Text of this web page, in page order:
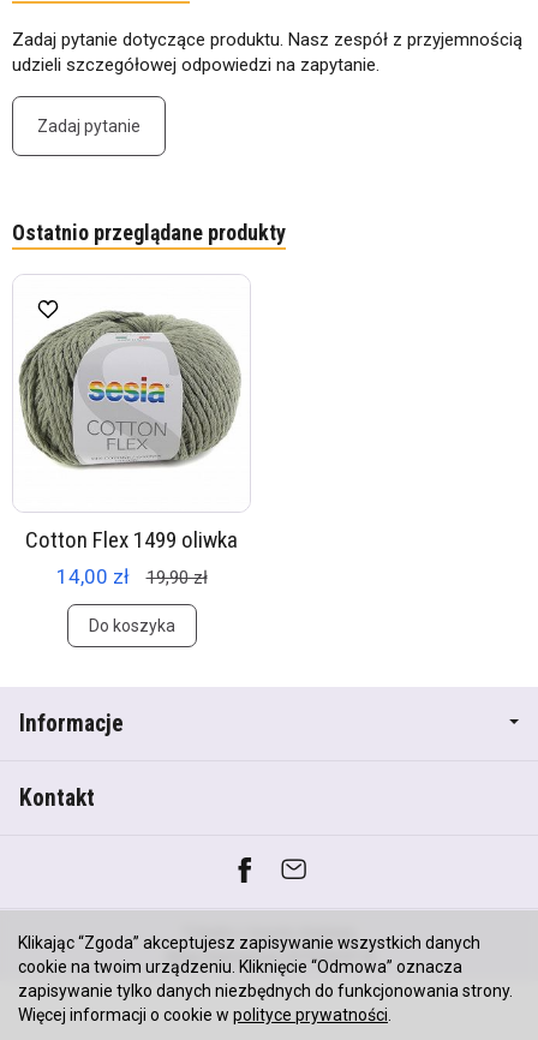
Zadaj pytanie dotyczące produktu. Nasz zespół z przyjemnością
udzieli szczegółowej odpowiedzi na zapytanie.
Zadaj pytanie
Ostatnio przeglądane produkty
Cotton Flex 1499 oliwka
14,00 zł 19,90 zł
Do koszyka
Informacje
Kontakt
*) brutto +
koszty dostawy
Sklep internetowy SOTESHOP AI
Klikając “Zgoda” akceptujesz zapisywanie wszystkich danych
cookie na twoim urządzeniu. Kliknięcie “Odmowa” oznacza
zapisywanie tylko danych niezbędnych do funkcjonowania strony.
Więcej informacji o cookie w polityce prywatności